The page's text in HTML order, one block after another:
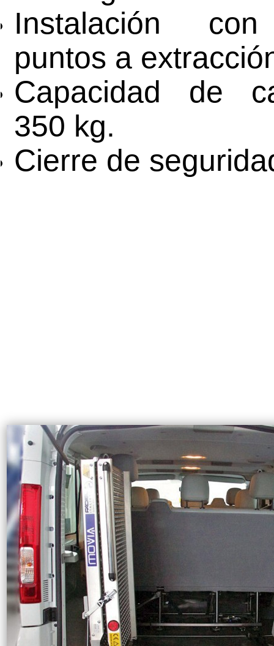
Instalación
puntos a
Capacidad de
350 kg.
Cierre de